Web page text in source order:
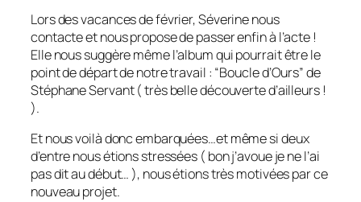
Lors des vacances de février, Séverine nous
contacte et nous propose de passer enfin à l’acte !
Elle nous suggère même l’album qui pourrait être le
point de départ de notre travail : “Boucle d’Ours” de
Stéphane Servant ( très belle découverte d’ailleurs !
).
Et nous voilà donc embarquées…et même si deux
d’entre nous étions stressées ( bon j’avoue je ne l’ai
pas dit au début… ), nous étions très motivées par ce
nouveau projet.